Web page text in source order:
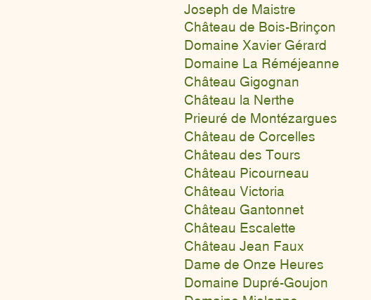
Joseph de Maistre
Château de Bois-Brinçon
Domaine Xavier Gérard
Domaine La Réméjeanne
Château Gigognan
Château la Nerthe
Prieuré de Montézargues
Château de Corcelles
Château des Tours
Château Picourneau
Château Victoria
Château Gantonnet
Château Escalette
Château Jean Faux
Dame de Onze Heures
Domaine Dupré-Goujon